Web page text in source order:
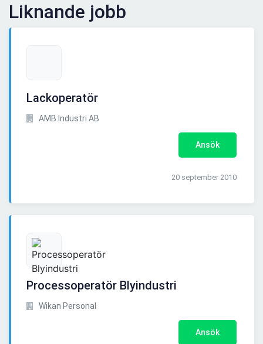
Liknande jobb
Lackoperatör
AMB Industri AB
Ansök
20 september 2010
Processoperatör Blyindustri
Wikan Personal
Ansök